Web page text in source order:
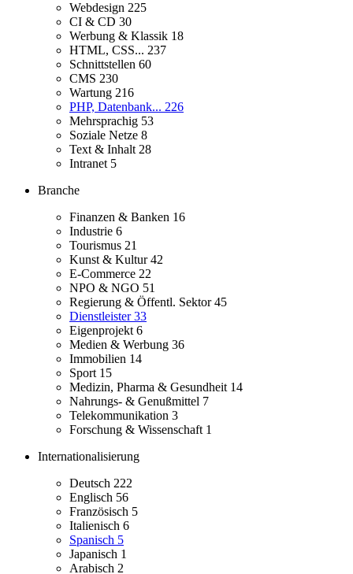
Webdesign 225
CI & CD 30
Werbung & Klassik 18
HTML, CSS... 237
Schnittstellen 60
CMS 230
Wartung 216
PHP, Datenbank... 226
Mehrsprachig 53
Soziale Netze 8
Text & Inhalt 28
Intranet 5
Branche
Finanzen & Banken 16
Industrie 6
Tourismus 21
Kunst & Kultur42
E-Commerce 22
NPO & NGO 51
Regierung & Öffentl. Sektor45
Dienstleister33
Eigenprojekt 6
Medien & Werbung 36
Immobilien 14
Sport 15
Medizin, Pharma & Gesundheit 14
Nahrungs- & Genußmittel 7
Telekommunikation 3
Forschung & Wissenschaft 1
Internationalisierung
Deutsch 222
Englisch 56
Französisch 5
Italienisch 6
Spanisch 5
Japanisch 1
Arabisch 2